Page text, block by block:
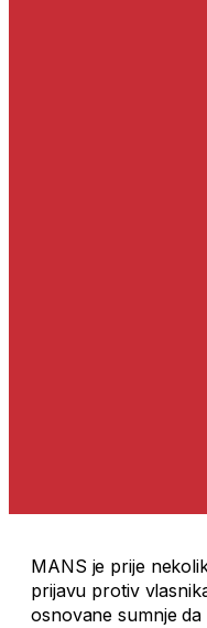
MANS je prije
prijavu protiv
osnovane sumnje